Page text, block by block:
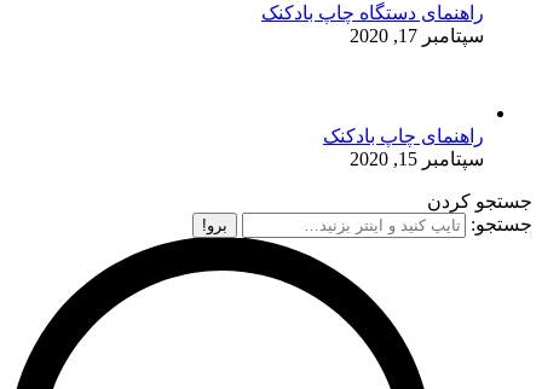
راهنمای دستگاه چاپ بادکنک
سپتامبر 17, 2020
راهنمای چاپ بادکنک
سپتامبر 15, 2020
جستجو کردن
جستجو: